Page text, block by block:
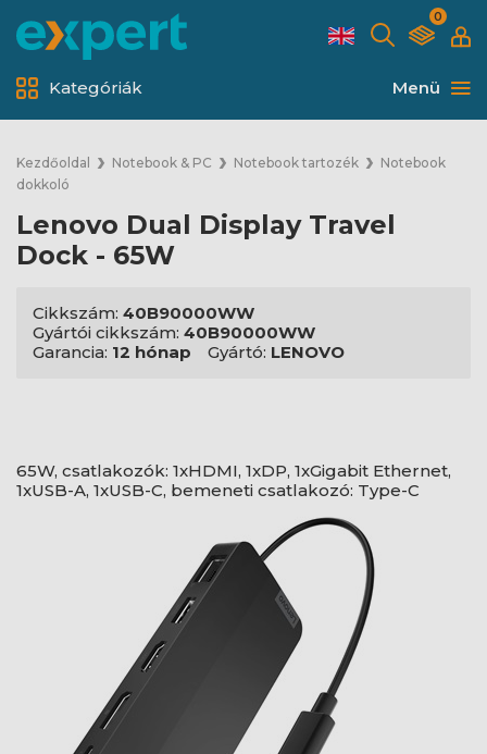
0
Menü
Kategóriák
Kezdőoldal Notebook & PC Notebook tartozék
Notebook
dokkoló
Lenovo Dual Display Travel
Dock - 65W
Cikkszám: 40B90000WW
Gyártói cikkszám: 40B90000WW
Garancia: 12 hónap Gyártó: LENOVO
65W, csatlakozók: 1xHDMI, 1xDP, 1xGigabit Ethernet,
1xUSB-A, 1xUSB-C, bemeneti csatlakozó: Type-C